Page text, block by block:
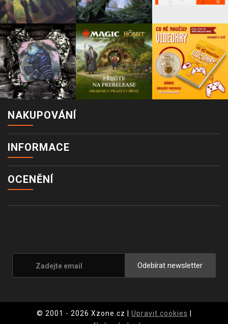
NAKUPOVÁNÍ
INFORMACE
OCENĚNÍ
Odebírat newsletter
© 2001 - 2026 Xzone.cz | Upravit cookies